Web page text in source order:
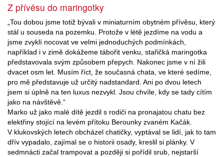
Z přívěsu do maringotky
„Tou dobou jsme totiž bývali v miniaturním obytném přívěsu, který
stál u souseda na pozemku. Protože v létě jezdíme na vodu a
jsme zvyklí nocovat ve velmi jednoduchých podmínkách,
například i v zimě dokážeme tábořit venku, stařičká maringotka
představovala svým způsobem přepych. Nakonec jsme v ní žili
dvacet osm let. Musím říct, že současná chata, ve které sedíme,
pro mě představuje už určitý nadstandard. Ani po dvou letech
jsem si úplně na ten luxus nezvykl. Jsou chvíle, kdy se tady cítím
jako na návštěvě.“
Marko už jako malé dítě jezdil s rodiči na pronajatou chatu bez
elektřiny stojící na levém přítoku Berounky zvaném Kačák.
V klukovských letech obcházel chatičky, vyptával se lidí, jak to tam
dřív vypadalo, zajímal se o historii osady, kreslil si plánky. V
sedmnácti začal trampovat a později si pořídil srub, nejstarší